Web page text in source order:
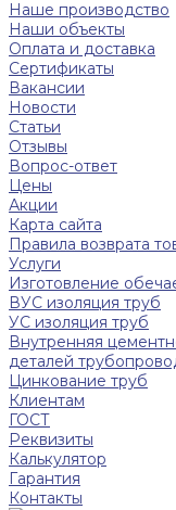
Наше производство
Наши объекты
Оплата и доставка
Сертификаты
Вакансии
Новости
Статьи
Отзывы
Вопрос-ответ
Цены
Акции
Карта сайта
Правила возврата
Услуги
Изготовление
ВУС изоляция труб
УС изоляция труб
Внутренняя
деталей
Цинкование труб
Клиентам
ГОСТ
Реквизиты
Калькулятор
Гарантия
Контакты